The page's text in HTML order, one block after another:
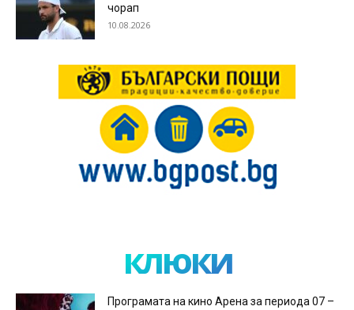
чорап
10.08.2026
клюки
Програмата на кино Арена за периода 07 –